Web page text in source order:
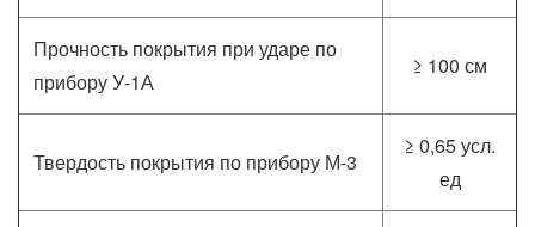
Прочность покрытия при ударе по
прибору У-1А
≥ 100 см
Твердость покрытия по прибору М-3
≥ 0,65 усл.
ед